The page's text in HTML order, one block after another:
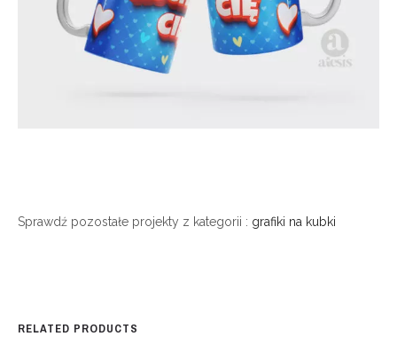
Sprawdź pozostałe projekty z kategorii : grafiki na kubki
RELATED PRODUCTS